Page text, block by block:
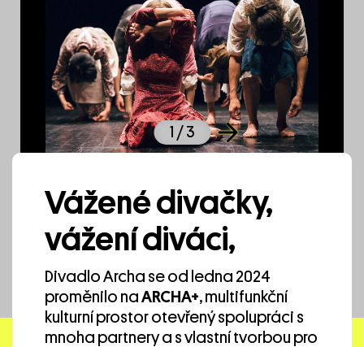
Vážené divačky,
vážení diváci,
Divadlo Archa se od ledna 2024
proměnilo naARCHA+, multifunkční
kulturní prostor otevřený spolupráci s
mnoha partnery a s vlastní tvorbou pro
1 / 3